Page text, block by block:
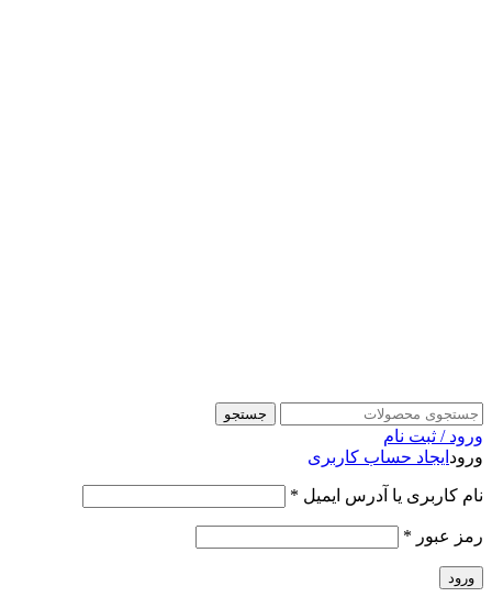
جستجو
ورود / ثبت نام
ورود ایجاد حساب کاربری
نام کاربری یا آدرس ایمیل *
رمز عبور *
ورود